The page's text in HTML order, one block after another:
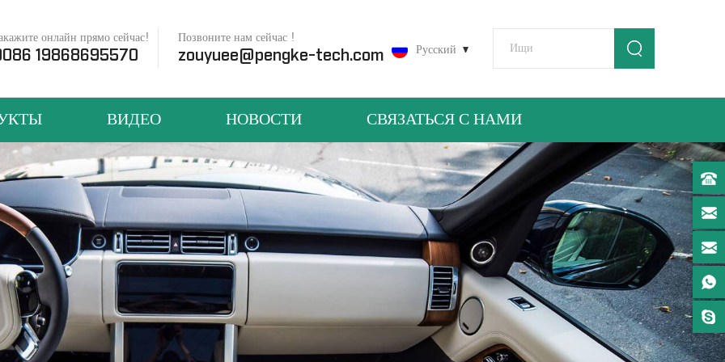
Русский
онлайн прямо сейчас!
19868695570
Позвоните нам сейчас !
zouyuee@pengke-tech.com
ВИДЕО НОВОСТИ СВЯЗАТЬСЯ С НАМИ